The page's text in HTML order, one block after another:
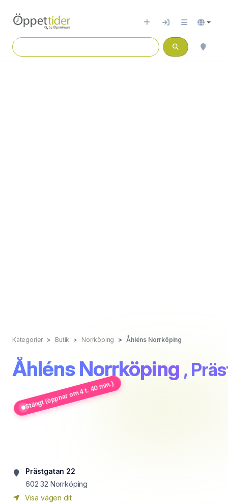
Kategorier Butik Norrköping Åhléns Norrköping
Åhléns Norrköping ,
Stängt (öppnar om 4 t. 40 min.)
Prästgatan 22
602 32 Norrköping
Visa vägen dit